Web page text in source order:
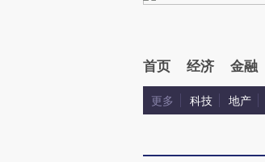
首页 经济 金融
更多 科技 地产